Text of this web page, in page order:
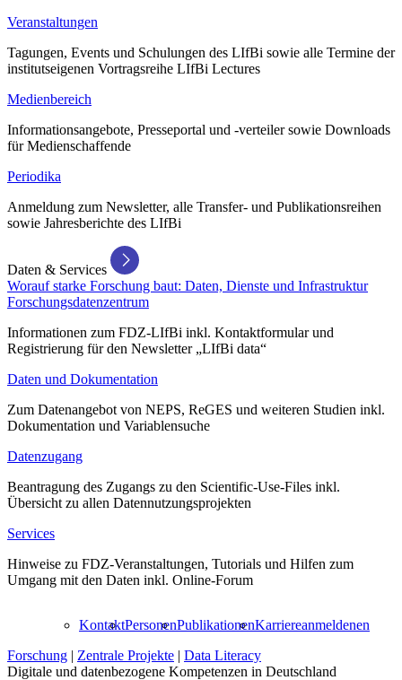
Veranstaltungen
Tagungen, Events und Schulungen des LIfBi sowie alle Termine der
institutseigenen Vortragsreihe LIfBi Lectures
Medienbereich
Informationsangebote, Presseportal und -verteiler sowie Downloads
für Medienschaffende
Periodika
Anmeldung zum Newsletter, alle Transfer- und Publikationsreihen
sowie Jahresberichte des LIfBi
Daten & Services
Worauf starke Forschung baut: Daten, Dienste und Infrastruktur
Forschungsdatenzentrum
Informationen zum FDZ-LIfBi inkl. Kontaktformular und
Registrierung für den Newsletter „LIfBi data“
Daten und Dokumentation
Zum Datenangebot von NEPS, ReGES und weiteren Studien inkl.
Dokumentation und Variablensuche
Datenzugang
Beantragung des Zugangs zu den Scientific-Use-Files inkl.
Übersicht zu allen Datennutzungsprojekten
Services
Hinweise zu FDZ-Veranstaltungen, Tutorials und Hilfen zum
Umgang mit den Daten inkl. Online-Forum
KontaktPersonenPublikationenKarriereanmeldenen
Forschung | Zentrale Projekte | Data Literacy
Digitale und datenbezogene Kompetenzen in Deutschland